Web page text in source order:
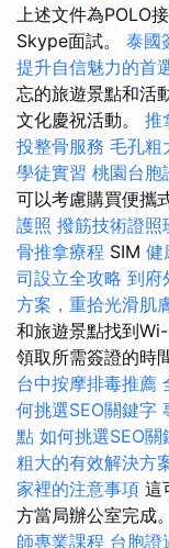
上述文件為POLO
Skype面試。 泰國
提升自信魅力的首
忘的旅遊景點和活
文化慶祝活動。 推
投整骨服務 毛孔粗
學徒實習 桃園台胞
可以考慮購買便攜
護照 撥筋技術證照
骨推拿療程 SIM 健
司設立全攻略 到府
方案，重拾光滑肌
和旅遊景點找到
領取所需簽證的時
台中按摩排毒推薦
何挑選SEO關鍵字
點 如何挑選SEO關
粗大的有效解決方
家裡的注意事項 這
方當局辦公室完成。
師專業課程 台胞證